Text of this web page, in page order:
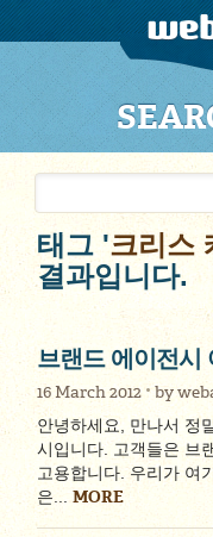
태그 '크리스
결과입니다.
브랜드 에이전시
16 March 2012 by
안녕하세요, 만나서 정
시입니다. 고객들은 브
고용합니다. 우리가 여
은...MORE